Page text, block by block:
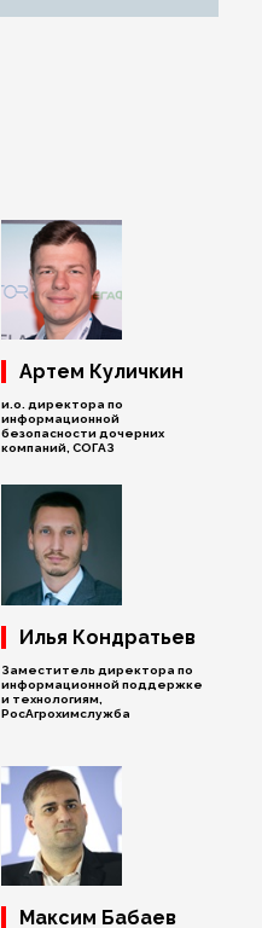
Артем Куличкин
и.о. директора по
информационной
безопасности дочерних
компаний, СОГАЗ
Илья Кондратьев
Заместитель директора по
информационной поддержке
и технологиям,
РосАгрохимслужба
Максим Бабаев